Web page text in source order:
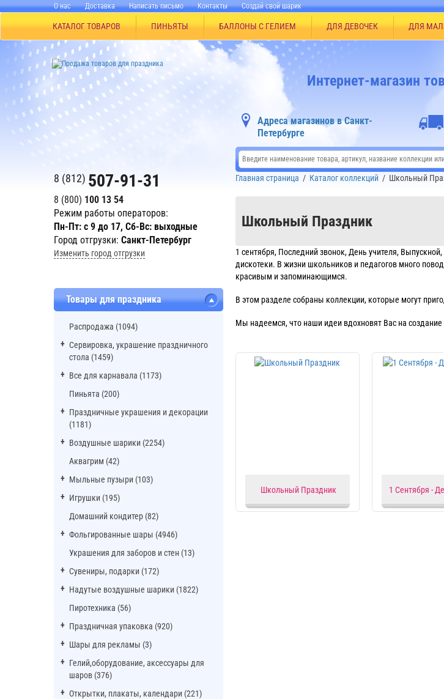
О нас Доставка Написать письмо Контакты Создай свой шарик
КАТАЛОГ ТОВАРОВ ПИНЬЯТЫ БАЛЛОНЫ С ГЕЛИЕМ ДЛЯ ДЕВОЧЕК ДЛЯ
8 (812) 507-91-31
8 (800) 100 13 54
Режим работы операторов:
Пн-Пт: с 9 до 17, Сб-Вс: выходные
Город отгрузки: Санкт-Петербург
Изменить город отгрузки
Товары для праздника
Распродажа (1094)
Сервировка, украшение праздничного
стола (1459)
Все для карнавала (1173)
Пиньята (200)
Праздничные украшения и декорации
(1181)
Воздушные шарики (2254)
Аквагрим (42)
Мыльные пузыри (103)
Игрушки (195)
Домашний кондитер (82)
Фольгированные шары (4946)
Украшения для заборов и стен (13)
Сувениры, подарки (172)
Надутые воздушные шарики (1822)
Пиротехника (56)
Праздничная упаковка (920)
Шары для рекламы (3)
Гелий,оборудование, аксессуары для
шаров (376)
Открытки, плакаты, календари (221)
Интернет-магазин
Адреса магазинов в Санкт-
Петербурге
Главная страница / Каталог коллекций / Школьный
Школьный Праздник
1 сентября, Последний звонок, День учителя,
дискотеки. В жизни школьников и педагогов много
красивым и запоминающимся.
В этом разделе собраны коллекции, которые могут
Мы надеемся, что наши идеи вдохновят Вас на
Школьный Праздник 1 Сентября -